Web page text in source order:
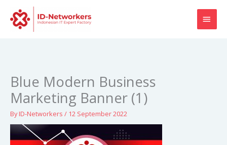
content
Blue Modern Business
Marketing Banner (1)
ByID-Networkers / 12 September 2022